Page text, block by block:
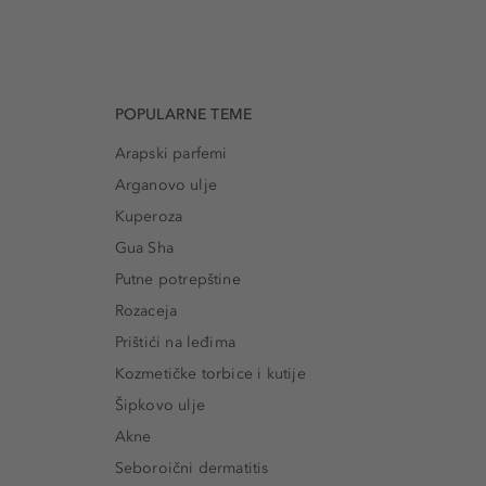
POPULARNE TEME
Arapski parfemi
Arganovo ulje
Kuperoza
Gua Sha
Putne potrepštine
Rozaceja
Prištići na leđima
Kozmetičke torbice i kutije
Šipkovo ulje
Akne
Seboroični dermatitis